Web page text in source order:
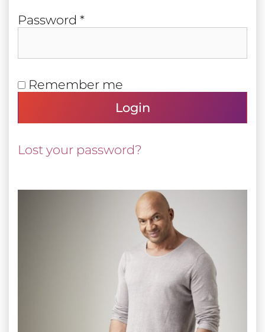
Pass­word *Required
Remember me
Login
Lost your password?